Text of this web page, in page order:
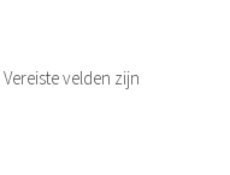
Vereiste velden zijn